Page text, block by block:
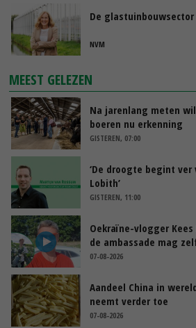
De
NVM
MEEST GELEZEN
Na jarenlang meten
boeren nu erkenning
GISTEREN, 07:00
‘De droogte begint
Lobith’
GISTEREN, 11:00
Oekraïne-vlogger Kees
de ambassade mag
07-08-2026
Aandeel China in
neemt verder toe
07-08-2026